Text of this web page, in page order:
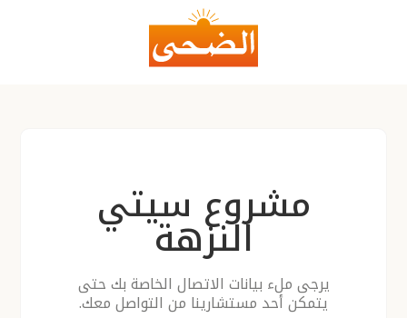
مشروع سيتي
النزهة
يرجى ملء بيانات الاتصال الخاصة بك حتى
يتمكن أحد مستشارينا من التواصل معك.